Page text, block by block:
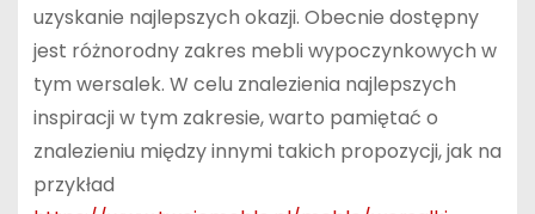
uzyskanie najlepszych okazji. Obecnie dostępny
jest różnorodny zakres mebli wypoczynkowych w
tym wersalek. W celu znalezienia najlepszych
inspiracji w tym zakresie, warto pamiętać o
znalezieniu między innymi takich propozycji, jak na
przykład